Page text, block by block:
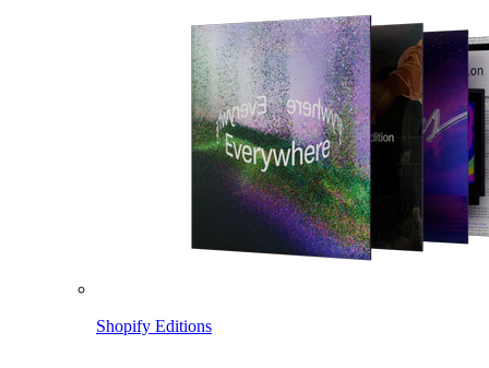
Shopify Editions